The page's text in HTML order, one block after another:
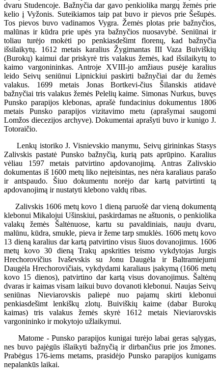
dvaru Studencoje. Bažnyčia dar gavo penkiolika margų žemės prie
kelio į Vyžonis. Suteikiamos taip pat buvo ir pievos prie Šešupės.
Tos pievos buvo vadinamos Vygra. Žemės plotas prie bažnyčios,
malūnas ir kūdra prie upės yra bažnyčios nuosavybė. Seniūnai ir
toliau turėjo mokėti po penkiasdešimt florenų, kad bažnyčia
išsilaikytų. 1612 metais karalius Žygimantas III Vaza Buiviškių
(Burokų) kaimui dar priskyrė tris valakus žemės, kad išsilaikytų to
kaimo vargonininkas. Antroje XVIII-jo amžiaus pusėje karalius
leido Seivų seniūnui Lipnickiui paskirti bažnyčiai dar du žemės
valakus. 1699 metais Jonas Bortkevi-čius Šilanskis atidavė
bažnyčiai tris valakus žemės Pelelių kaime. Simonas Nurkus, buvęs
Punsko parapijos klebonas, aprašė fundacinius dokumentus 1806
metais Punsko parapijos vizitavimo metu (aprašymai saugomi
Lomžos diecezijos archyve). Dokumentai aprašyti buvo ir kunigo J.
Totoraičio.
Lenkų istoriko J. Visnievskio manymu, Seivų girininkas Stasys
Zalivskis pastatė Punsko bažnyčią, kurią pats aprūpino. Karalius
vėliau 1597 metais patvirtino apdovanojimą. Antras Zalivskio
dokumentas iš 1600 metų liko neįteisintas, nes nėra karaliaus parašo
ir antspaudo. Šiuo dokumentu norėjo dar kartą patvirtinti tą
apdovanojimą ir nustatyti klebono valdų ribas.
Zalivskis 1606 metų kovo 1 dieną paruošė dar vieną dokumentą
klebonui Mikalojui Ušinskiui, paskirdamas ne aštuonis, o penkiolika
valakų žemės Šaltėnuose, kartu su pavaldiniais, nauju dvaru,
malūnu, kūdra, smukle, pieva ir žeme tarp smuklės. 1606 metų kovo
13 dieną karalius dar kartą patvirtino visus šiuos dovanojimus. 1606
metų kovo 30 dieną Trakų apskrities teismo vykdytojas Jurgis
Hrechorovičius Ivaševskis su Jonu Daugėla ir Baltramiejumi
Daugėla Hrechorovičiais, vykdydami karaliaus įsakymą (1606 metų
kovo 15 dienos), patvirtino dar kartą visus dovanojimus. Šaltėnų
dvaras ir kaimas visam laikui buvo dovanoti klebonui. Naujas Seivų
seniūnas Nieviarovskis paliepė nuo pajamų skirti klebonui
penkiasdešimt lenkiškų zlotų. Buiviškių kaime (dabar Burokų
kaimas) tris valakus žemės skyrė 1612 metais Nieviarovskis
vargonininko ir mokytojo užlaikymui.
Matome - Punsko parapijos kunigai turėjo labai geras sąlygas,
nes buvo pajėgūs išlaikyti bažnyčią ir dirbančius prie jos žmones.
Prabėgus 176-iems metams, prasidėjo Punsko parapijos kunigams
nepalankūs laikai.